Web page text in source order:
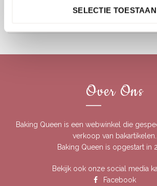
SELECTIE TOESTAAN
Over Ons
Baking Queen is een webwinkel die
verkoop van bakartikelen.
Baking Queen is opgestart in
Bekijk ook onze social media
Facebook